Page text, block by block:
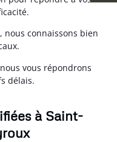
nous connaissons bien
vous répondrons
délais.
à Saint-